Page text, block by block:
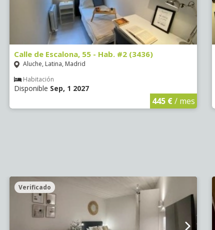
Calle de Escalona, 55 - Hab. #2 (3436)
Aluche, Latina, Madrid
Habitación
Disponible Sep, 1 2027
445 €/ mes
Verificado